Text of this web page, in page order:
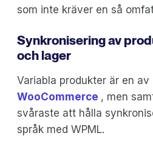
som inte kräver en så
Synkronisering av
och lager
Variabla produkter är en
WooCommerce , men
svåraste att hålla
språk med WPML.